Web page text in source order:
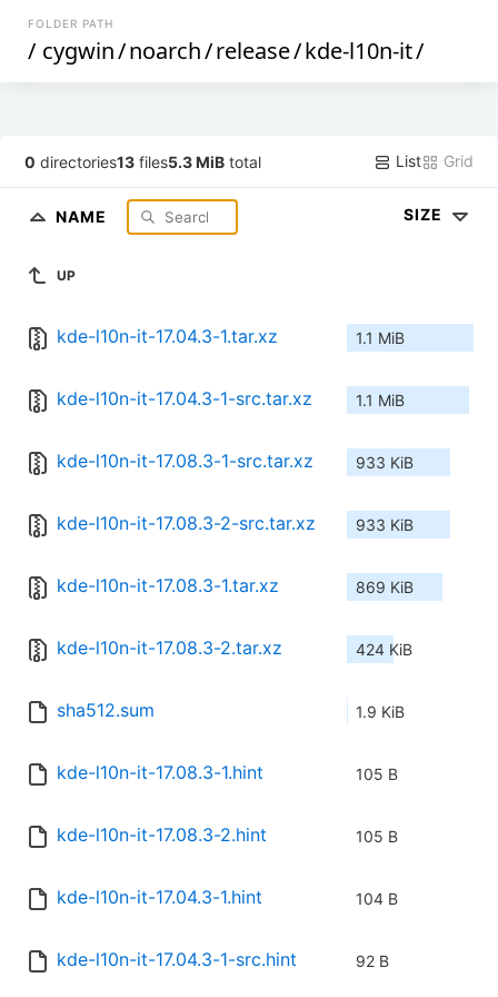
FOLDER PATH
/ cygwin/noarch/release/kde-l10n-it/
0 directories13 files5.3 MiB total List Grid
NAME SIZE
UP
kde-l10n-it-17.04.3-1.tar.xz 1.1 MiB
kde-l10n-it-17.04.3-1-src.tar.xz 1.1 MiB
kde-l10n-it-17.08.3-1-src.tar.xz 933 KiB
kde-l10n-it-17.08.3-2-src.tar.xz 933 KiB
kde-l10n-it-17.08.3-1.tar.xz 869 KiB
kde-l10n-it-17.08.3-2.tar.xz 424 KiB
sha512.sum 1.9 KiB
kde-l10n-it-17.08.3-1.hint 105 B
kde-l10n-it-17.08.3-2.hint 105 B
kde-l10n-it-17.04.3-1.hint 104 B
kde-l10n-it-17.04.3-1-src.hint 92 B